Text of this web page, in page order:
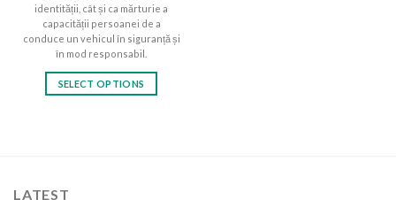
identității, cât și ca mărturie a
capacității persoanei de a
conduce un vehicul în siguranță și
în mod responsabil.
SELECT OPTIONS
LATEST